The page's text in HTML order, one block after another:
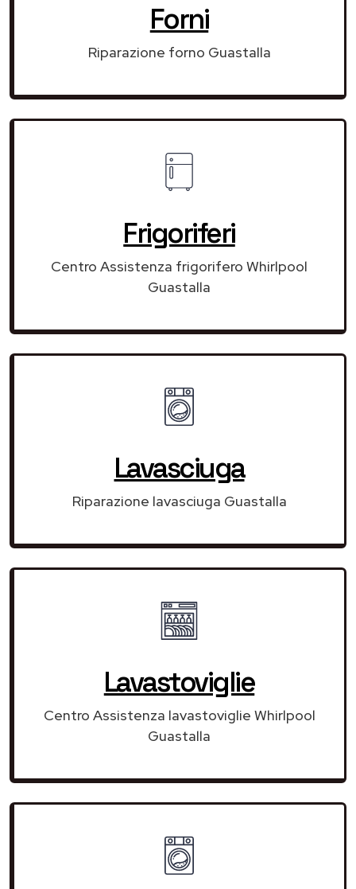
Forni
Riparazione forno Guastalla
Frigoriferi
Centro Assistenza frigorifero Whirlpool
Guastalla
Lavasciuga
Riparazione lavasciuga Guastalla
Lavastoviglie
Centro Assistenza lavastoviglie Whirlpool
Guastalla